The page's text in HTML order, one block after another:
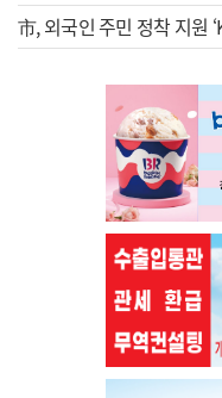
市, 외국인 주민 정착 지원